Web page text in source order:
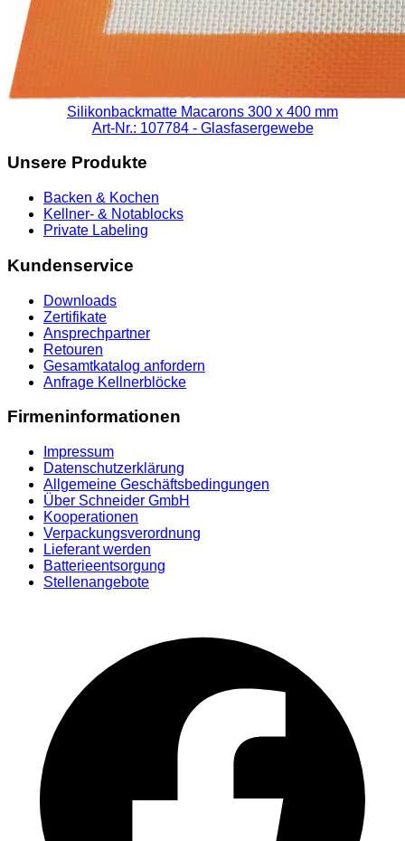
Silikonbackmatte Macarons 300 x 400 mm
Art-Nr.: 107784 - Glasfasergewebe
Unsere Produkte
Backen & Kochen
Kellner- & Notablocks
Private Labeling
Kundenservice
Downloads
Zertifikate
Ansprechpartner
Retouren
Gesamtkatalog anfordern
Anfrage Kellnerblöcke
Firmeninformationen
Impressum
Datenschutzerklärung
Allgemeine Geschäftsbedingungen
Über Schneider GmbH
Kooperationen
Verpackungsverordnung
Lieferant werden
Batterieentsorgung
Stellenangebote